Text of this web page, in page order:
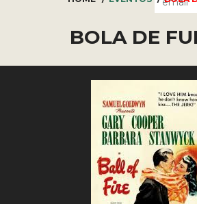
BOLA DE